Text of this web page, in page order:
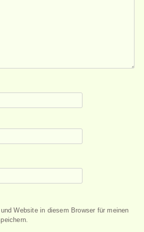
Website in diesem Browser für meinen